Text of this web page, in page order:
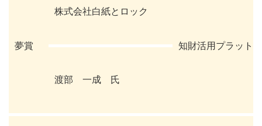
夢賞
株式会社白紙とロック
知財活用プラット
渡部 一成 氏